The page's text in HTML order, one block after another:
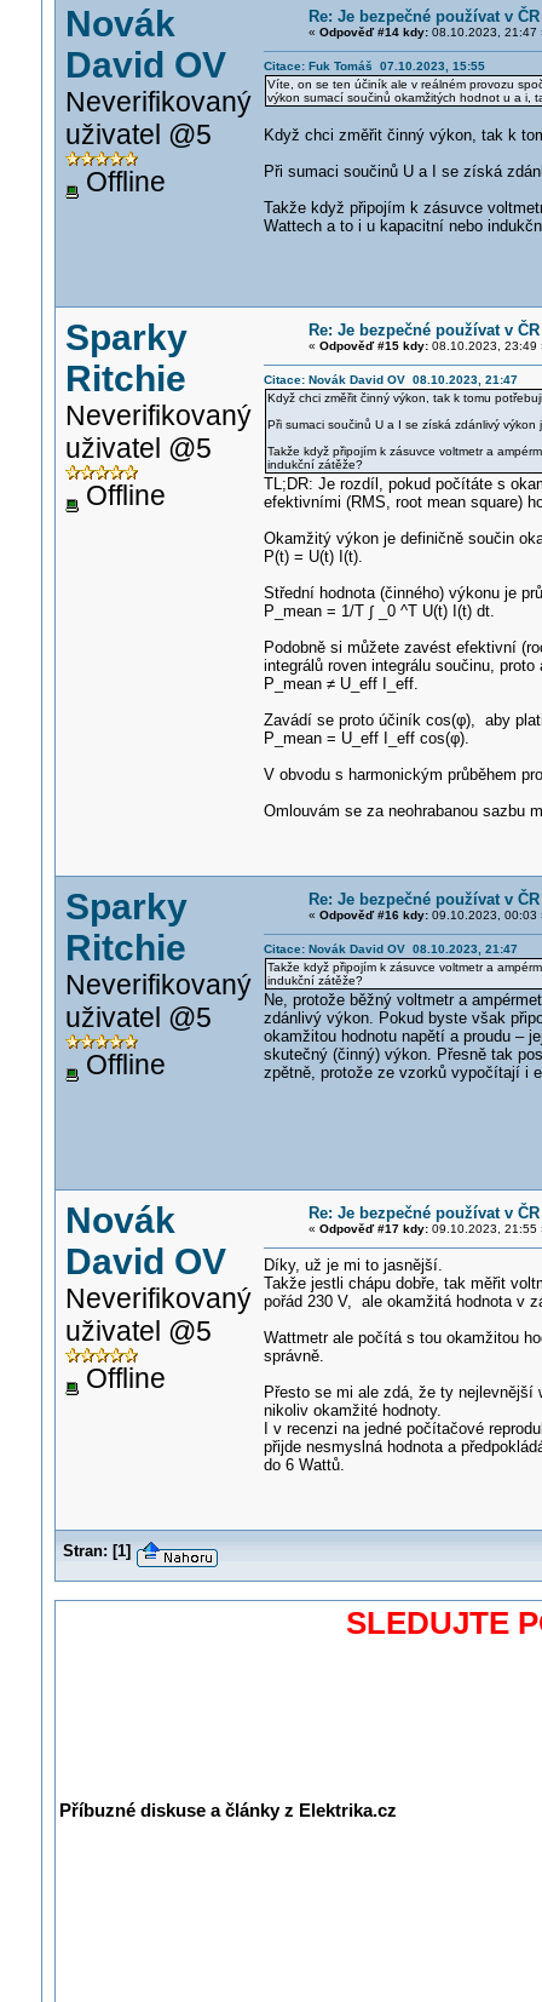
Novák
David OV
Neverifikovaný
uživatel @5
Offline
Re: Je bezpečné používat v
« Odpověď #14 kdy:08.10.2023, 21:47
Citace: Fuk Tomáš 07.10.2023, 15:55
Víte, on se ten účiník ale v reálném provozu
výkon sumací součinů okamžitých hodnot u a i,
Když chci změřit činný výkon, tak k
Při sumaci součinů U a I se získá
Takže když připojím k zásuvce
Wattech a to i u kapacitní nebo
Sparky
Ritchie
Neverifikovaný
uživatel @5
Offline
Re: Je bezpečné používat v
« Odpověď #15 kdy:08.10.2023, 23:49
Citace: Novák David OV 08.10.2023, 21:47
Když chci změřit činný výkon, tak k tomu
Při sumaci součinů U a I se získá zdánlivý výkon
Takže když připojím k zásuvce voltmetr a
indukční zátěže?
TL;DR: Je rozdíl, pokud počítáte s
efektivními (RMS, root mean square)
Okamžitý výkon je definičně součin
P(t) = U(t) I(t).
Střední hodnota (činného) výkonu je
P_mean = 1/T ∫ _0 ^T U(t) I(t) dt.
Podobně si můžete zavést efektivní
integrálů roven integrálu součinu, proto
P_mean ≠ U_eff I_eff.
Zavádí se proto účiník cos(φ), aby
P_mean = U_eff I_eff cos(φ).
V obvodu s harmonickým průběhem
Omlouvám se za neohrabanou sazbu
Sparky
Ritchie
Neverifikovaný
uživatel @5
Offline
Re: Je bezpečné používat v
« Odpověď #16 kdy:09.10.2023, 00:03
Citace: Novák David OV 08.10.2023, 21:47
Takže když připojím k zásuvce voltmetr a
indukční zátěže?
Ne, protože běžný voltmetr a
zdánlivý výkon. Pokud byste však
okamžitou hodnotu napětí a proudu –
skutečný (činný) výkon. Přesně tak
zpětně, protože ze vzorků vypočítají i
Novák
David OV
Neverifikovaný
uživatel @5
Offline
Re: Je bezpečné používat v
« Odpověď #17 kdy:09.10.2023, 21:55
Díky, už je mi to jasnější.
Takže jestli chápu dobře, tak měřit
pořád 230 V, ale okamžitá hodnota v
Wattmetr ale počítá s tou okamžitou
správně.
Přesto se mi ale zdá, že ty
nikoliv okamžité hodnoty.
I v recenzi na jedné počítačové
přijde nesmyslná hodnota a
do 6 Wattů.
Stran: [1]
SLEDUJTE
Příbuzné diskuse a články z Elektrika.cz